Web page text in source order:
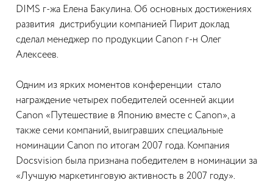
DIMS г-жа Елена Бакулина. Об основных достижениях
развития дистрибуции компанией Пирит доклад
сделал менеджер по продукции Canon г-н Олег
Алексеев.
Одним из ярких моментов конференции стало
награждение четырех победителей осенней акции
Canon «Путешествие в Японию вместе с Canon», а
также семи компаний, выигравших специальные
номинации Canon по итогам 2007 года. Компания
Docsvision была признана победителем в номинации за
«Лучшую маркетинговую активность в 2007 году».